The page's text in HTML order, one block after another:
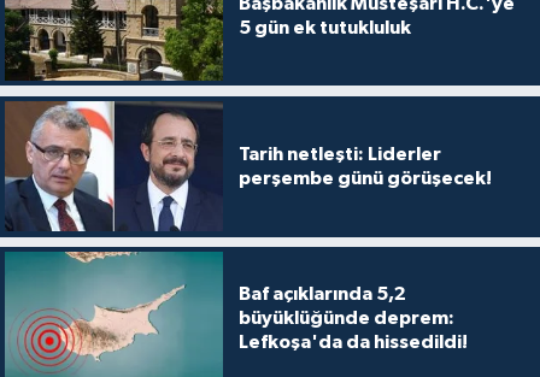
5 gün ek tutukluluk
Tarih netleşti: Liderler
perşembe günü görüşecek!
Baf açıklarında 5,2
büyüklüğünde deprem:
Lefkoşa'da da hissedildi!